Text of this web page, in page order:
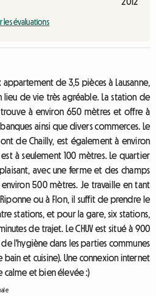
les évaluations
appartement de 3,5 pièces à Lausanne,
lieu de vie très agréable. La station de
trouve à environ 650 mètres et offre à
ainsi que divers commerces. Le
de Chailly, est également à environ
à seulement 100 mètres. Le quartier
avec une ferme et des champs
500 mètres. Je travaille en tant
ou à Flon, il suffit de prendre le
stations, et pour la gare, six stations,
de trajet. Le CHUV est situé à 900
l'hygiène dans les parties communes
bain et cuisine). Une connexion internet
calme et bien élevée :)